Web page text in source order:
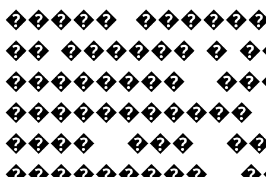
�����
�� ������ �
��������
���� ���